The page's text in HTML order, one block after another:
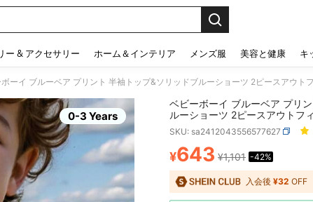
ー & アクセサリー ホーム＆インテリア メンズ服 美容と健康 キ
ーイ ブルーベア プリント 半袖トップ&ソリッドブルーショーツ 2ピースアウト
0-3 Years
ベビーボーイ ブルーベア プリ
ルーショーツ 2ピースアウトフ
SKU: sa2412043556577627
PRICE AND
¥643 ¥1,101 -42%
入会後 ¥32 OFF